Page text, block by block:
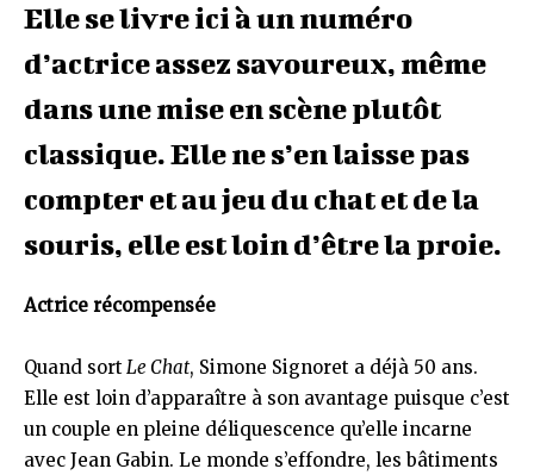
Elle se livre ici à un numéro
d’actrice assez savoureux, même
dans une mise en scène plutôt
classique. Elle ne s’en laisse pas
compter et au jeu du chat et de la
souris, elle est loin d’être la proie.
Actrice récompensée
Quand sort Le Chat, Simone Signoret a déjà 50 ans.
Elle est loin d’apparaître à son avantage puisque c’est
un couple en pleine déliquescence qu’elle incarne
avec Jean Gabin. Le monde s’effondre, les bâtiments